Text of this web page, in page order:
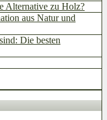
Alternative zu Holz?
aus Natur und
Die besten